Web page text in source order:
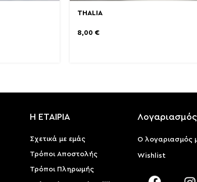
THALIA
8,00 €
Η ΕΤΑΙΡΙΑ
Σχετικά με εμάς
Τρόποι Αποστολής
Τρόποι Πληρωμής
Ο λογαριασμός
Wishlist